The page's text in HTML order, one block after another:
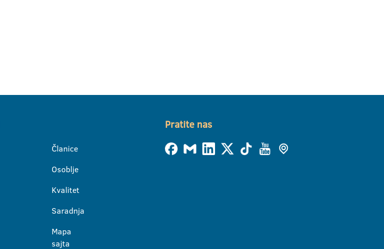
Članice
Osoblje
Kvalitet
Saradnja
Mapa
sajta
Pratite nas